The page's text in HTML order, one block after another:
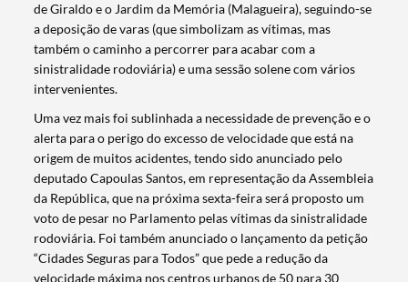
de Giraldo e o Jardim da Memória (Malagueira), seguindo-se
a deposição de varas (que simbolizam as vítimas, mas
também o caminho a percorrer para acabar com a
sinistralidade rodoviária) e uma sessão solene com vários
intervenientes.
Uma vez mais foi sublinhada a necessidade de prevenção e o
alerta para o perigo do excesso de velocidade que está na
origem de muitos acidentes, tendo sido anunciado pelo
deputado Capoulas Santos, em representação da Assembleia
da República, que na próxima sexta-feira será proposto um
voto de pesar no Parlamento pelas vítimas da sinistralidade
rodoviária. Foi também anunciado o lançamento da petição
“Cidades Seguras para Todos” que pede a redução da
velocidade máxima nos centros urbanos de 50 para 30